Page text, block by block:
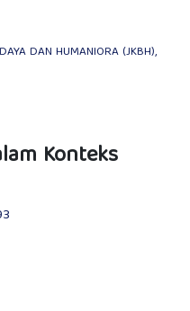
DAN HUMANIORA (JKBH),
Konteks